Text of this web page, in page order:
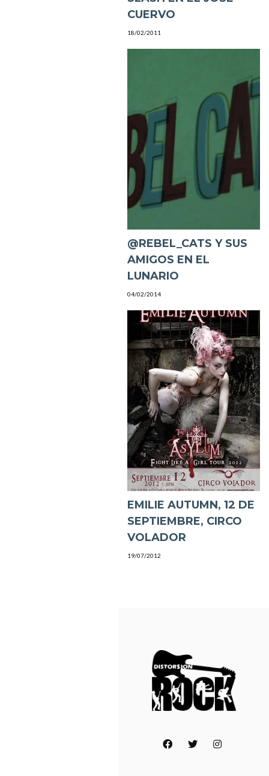
CUERVO
18/02/2011
@REBEL_CATS Y SUS
AMIGOS EN EL
LUNARIO
04/02/2014
EMILIE AUTUMN, 12 DE
SEPTIEMBRE, CIRCO
VOLADOR
19/07/2012